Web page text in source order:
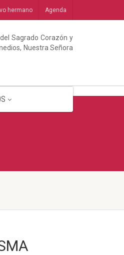
hermano Agenda
Sagrado Corazón y
Nuestra Señora